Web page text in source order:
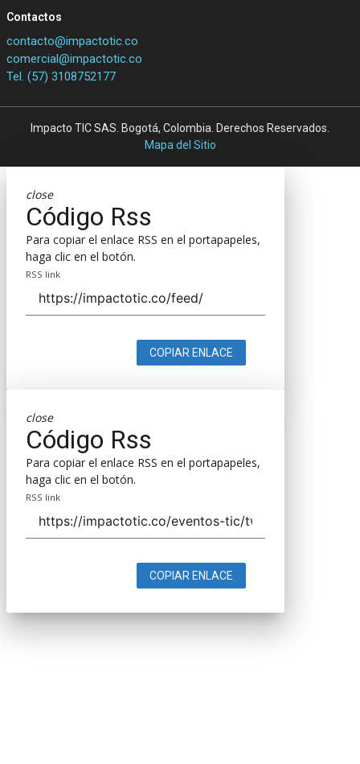
Contactos
contacto@impactotic.co
comercial@impactotic.co
Tel. (57) 3108752177
Impacto TIC SAS. Bogotá, Colombia. Derechos Reservados.
Mapa del Sitio
close
Código Rss
Para copiar el enlace RSS en el portapapeles,
haga clic en el botón.
RSS link
COPIAR ENLACE
close
Código Rss
Para copiar el enlace RSS en el portapapeles,
haga clic en el botón.
RSS link
COPIAR ENLACE